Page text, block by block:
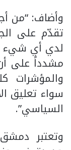
وأضاف: “من
تقدّم على
لدي أي شيء
مشدداً على
والمؤشرات
سواء تعليق
السياسي”.
وتعتبر